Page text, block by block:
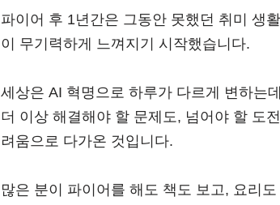
파이어 후 1년간은 그동안 못했던 취미 생
이 무기력하게 느껴지기 시작했습니다.
세상은 AI 혁명으로 하루가 다르게 변하는
더 이상 해결해야 할 문제도, 넘어야 할 도
려움으로 다가온 것입니다.
많은 분이 파이어를 해도 책도 보고, 요리